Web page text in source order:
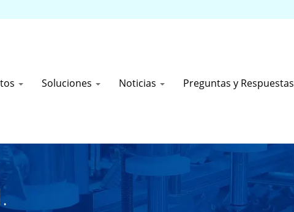
Soluciones Noticias Preguntas y Respuestas